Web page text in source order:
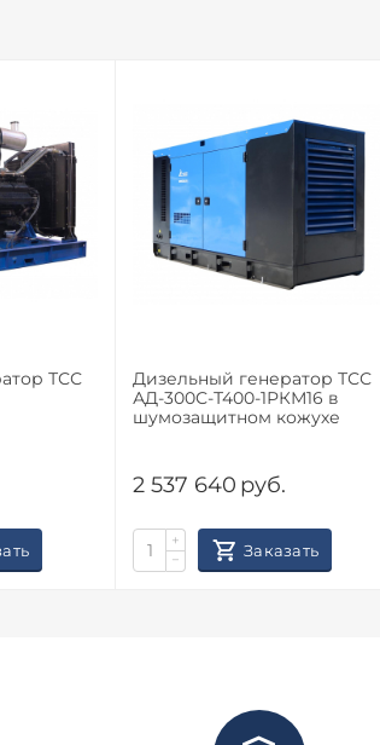
ТСС
Дизельный генератор ТСС
АД-300С-Т400-1РКМ16 в
шумозащитном кожухе
2 537 640 руб.
+
−
Заказать